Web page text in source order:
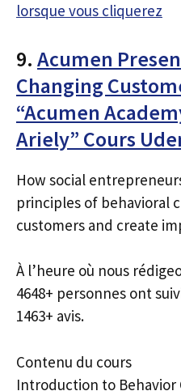
lorsque vous cliquerez
9. Acumen
Changing
“Acumen
Ariely” Cours
How social
principles of behavioral
customers and create
À l’heure où nous
4648+ personnes ont
1463+ avis.
Contenu du cours
Introduction to Behavior